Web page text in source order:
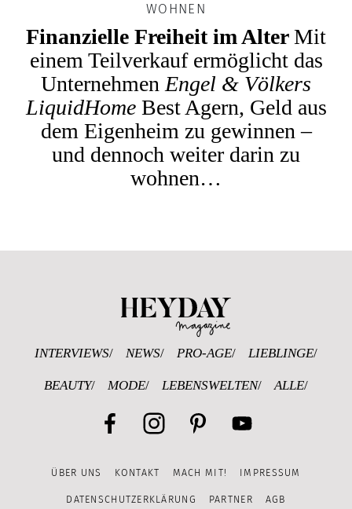
WOHNEN
Finanzielle Freiheit im AlterMit
einem Teilverkauf ermöglicht das
Unternehmen Engel & Völkers
LiquidHomeBest Agern, Geld aus
dem Eigenheim zu gewinnen –
und dennoch weiter darin zu
wohnen…
INTERVIEWS NEWS PRO-AGE LIEBLINGE
BEAUTY MODE LEBENSWELTEN ALLE
Channel
ÜBER UNS KONTAKT MACH MIT! IMPRESSUM
DATENSCHUTZERKLÄRUNG PARTNER AGB